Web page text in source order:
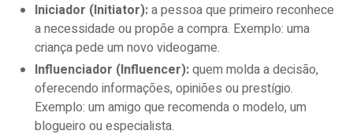
Iniciador (Initiator):a pessoa que primeiro reconhece
a necessidade ou propõe a compra. Exemplo: uma
criança pede um novo videogame.
Influenciador (Influencer):quem molda a decisão,
oferecendo informações, opiniões ou prestígio.
Exemplo: um amigo que recomenda o modelo, um
blogueiro ou especialista.